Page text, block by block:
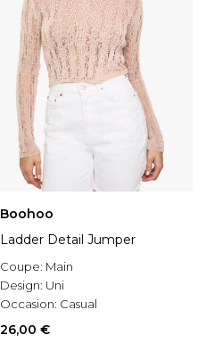
Boohoo
Ladder Detail Jumper
Coupe: Main
Design: Uni
Occasion: Casual
26,00 €